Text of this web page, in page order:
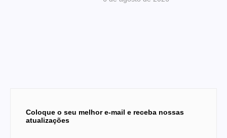
Coloque o seu melhor e-mail e receba nossas
atualizações